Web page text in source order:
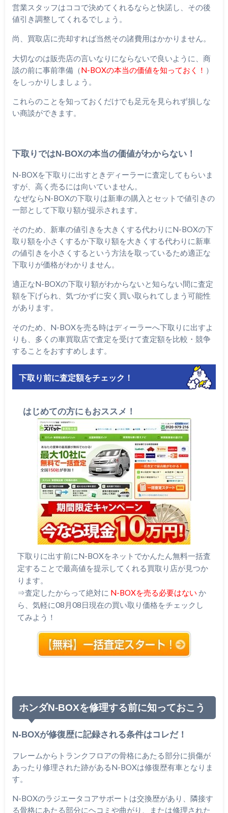
営業スタッフはココで決めてくれるならと快諾し、その後
値引き調整してくれるでしょう。
尚、買取店に売却すれば当然その諸費用はかかりません。
大切なのは販売店の言いなりにならないで良いように、商
談の前に事前準備（N-BOXの本当の価値を知っておく！ ）
をしっかりしましょう。
これらのことを知っておくだけでも足元を見られず損しな
い商談ができます。
下取りではN-BOXの本当の価値がわからない！
N-BOXを下取りに出すときディーラーに査定してもらいま
すが、高く売るには向いていません。
なぜならN-BOXの下取りは新車の購入とセットで値引きの
一部として下取り額が提示されます。
そのため、新車の値引きを大きくする代わりにN-BOXの下
取り額を小さくするか下取り額を大きくする代わりに新車
の値引きを小さくするという方法を取っているため適正な
下取りが価格がわかりません。
適正なN-BOXの下取り額がわからないと知らない間に査定
額を下げられ、気づかずに安く買い取られてしまう可能性
があります。
そのため、N-BOXを売る時はディーラーへ下取りに出すよ
りも、多くの車買取店で査定を受けて査定額を比較・競争
することをおすすめします。
下取り前に査定額をチェック！
はじめての方にもおススメ！
下取りに出す前にN-BOXをネットでかんたん無料一括査
定することで最高値を提示してくれる買取り店が見つか
ります。
⇒査定したからって絶対に N-BOXを売る必要はない か
ら、気軽に08月08日現在の買い取り価格をチェックし
てみよう！
ホンダN-BOXを修理する前に知っておこう
N-BOXが修復歴に記録される条件はコレだ！
フレームからトランクフロアの骨格にあたる部分に損傷が
あったり修理された跡があるN-BOXは修復歴有車となりま
す。
N-BOXのラジエータコアサポートは交換歴があり、隣接す
る骨格にあたる部分にヘコミや曲がり、または修理された